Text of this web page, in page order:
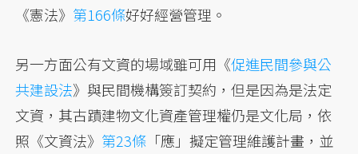
《憲法》 第166條好好經營管理。
另一方面公有文資的場域雖可用《促進民間參與公
共建設法》與民間機構簽訂契約，但是因為是法定
文資，其古蹟建物文化資產管理權仍是文化局，依
照《文資法》 第23條 「應」擬定管理維護計畫，並